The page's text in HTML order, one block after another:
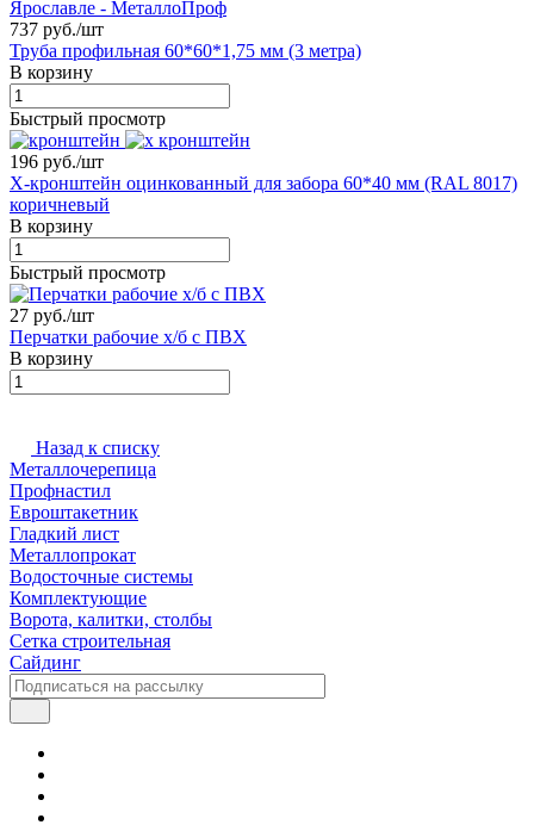
737 руб./шт
Труба профильная 60*60*1,75 мм (3 метра)
В корзину
Быстрый просмотр
196 руб./шт
X-кронштейн оцинкованный для забора 60*40 мм (RAL 8017)
коричневый
В корзину
Быстрый просмотр
27 руб./шт
Перчатки рабочие х/б с ПВХ
В корзину
Назад к списку
Металлочерепица
Профнастил
Евроштакетник
Гладкий лист
Металлопрокат
Водосточные системы
Комплектующие
Ворота, калитки, столбы
Сетка строительная
Сайдинг